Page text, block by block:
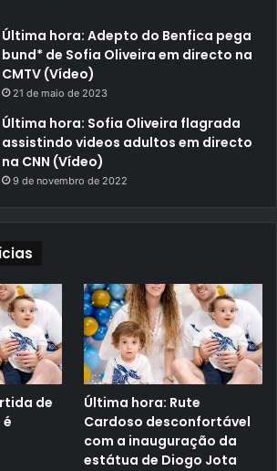
Última hora: Adepto do Benfica pega
bund* de Sofia Oliveira em directo na
CMTV (Vídeo)
21 de maio de 2023
Última hora: Sofia Oliveira flagrada
assistindo videos adultos em directo
na CNN (Vídeo)
9 de novembro de 2022
de
Última hora: Rute
Cardoso desconfortável
com a inauguração da
estátua de Diogo Jota